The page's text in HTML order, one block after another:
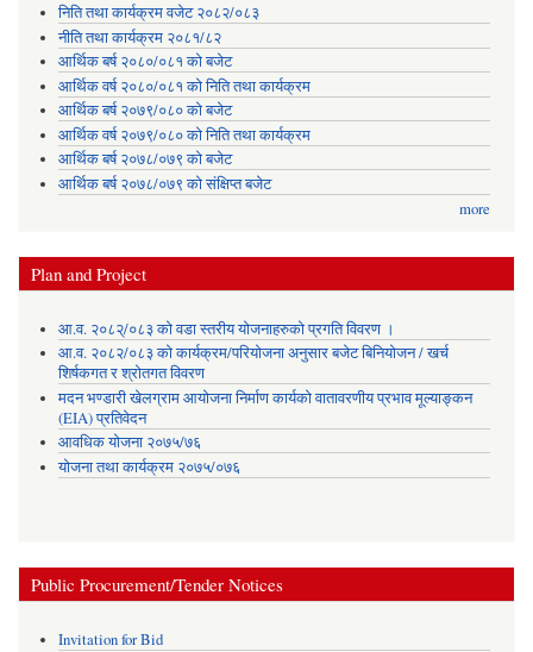
निति तथा कार्यक्रम वजेट २०८२/०८३
नीति तथा कार्यक्रम २०८१/८२
आर्थिक बर्ष २०८०/०८१ को बजेट
आर्थिक वर्ष २०८०/०८१ को निति तथा कार्यक्रम
आर्थिक बर्ष २०७९/०८० को बजेट
आर्थिक वर्ष २०७९/०८० को निति तथा कार्यक्रम
आर्थिक बर्ष २०७८/०७९ को बजेट
आर्थिक बर्ष २०७८/०७९ को संक्षिप्त बजेट
more
Plan and Project
आ.व. २०८२्/०८३ को वडा स्तरीय योजनाहरुको प्रगति विवरण ।
आ.व. २०८२/०८३ को कार्यक्रम/परियोजना अनुसार बजेट बिनियोजन / खर्च
शिर्षकगत र श्रोतगत विवरण
मदन भण्डारी खेलग्राम आयोजना निर्माण कार्यको वातावरणीय प्रभाव मूल्याङ्कन
(EIA) प्रतिवेदन
आवधिक योजना २०७५/७६
योजना तथा कार्यक्रम २०७५/०७६
Public Procurement/Tender Notices
Invitation for Bid